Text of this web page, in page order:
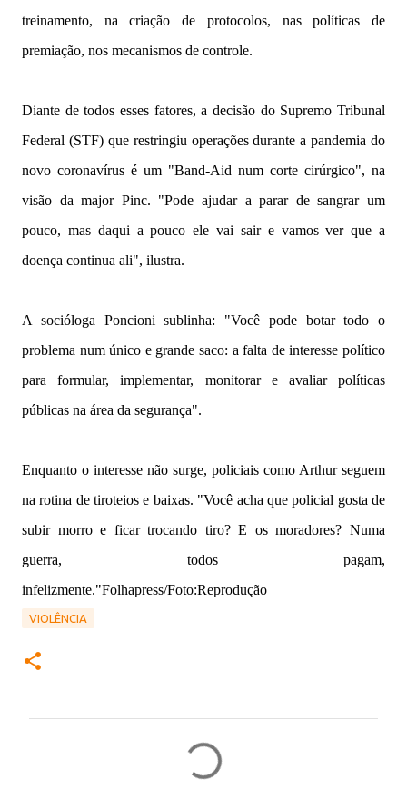
treinamento, na criação de protocolos, nas políticas de
premiação, nos mecanismos de controle.
Diante de todos esses fatores, a decisão do Supremo Tribunal
Federal (STF) que restringiu operações durante a pandemia do
novo coronavírus é um "Band-Aid num corte cirúrgico", na
visão da major Pinc. "Pode ajudar a parar de sangrar um
pouco, mas daqui a pouco ele vai sair e vamos ver que a
doença continua ali", ilustra.
A socióloga Poncioni sublinha: "Você pode botar todo o
problema num único e grande saco: a falta de interesse político
para formular, implementar, monitorar e avaliar políticas
públicas na área da segurança".
Enquanto o interesse não surge, policiais como Arthur seguem
na rotina de tiroteios e baixas. "Você acha que policial gosta de
subir morro e ficar trocando tiro? E os moradores? Numa
guerra, todos pagam,
infelizmente."Folhapress/Foto:Reprodução
VIOLÊNCIA